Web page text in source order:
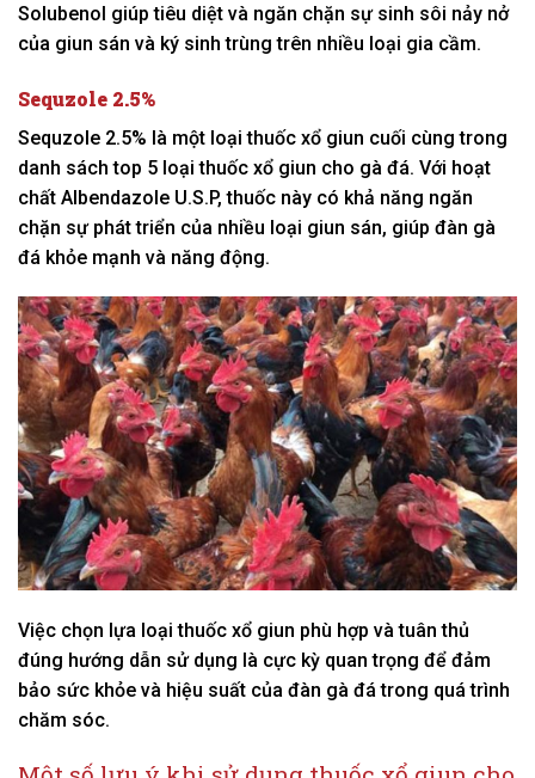
Solubenol giúp tiêu diệt và ngăn chặn sự sinh sôi nảy nở
của giun sán và ký sinh trùng trên nhiều loại gia cầm.
Sequzole 2.5%
Sequzole 2.5% là một loại thuốc xổ giun cuối cùng trong
danh sách top 5 loại thuốc xổ giun cho gà đá. Với hoạt
chất Albendazole U.S.P, thuốc này có khả năng ngăn
chặn sự phát triển của nhiều loại giun sán, giúp đàn gà
đá khỏe mạnh và năng động.
Việc chọn lựa loại thuốc xổ giun phù hợp và tuân thủ
đúng hướng dẫn sử dụng là cực kỳ quan trọng để đảm
bảo sức khỏe và hiệu suất của đàn gà đá trong quá trình
chăm sóc.